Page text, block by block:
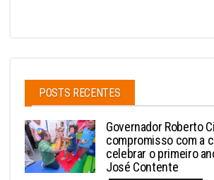
POSTS RECENTES
Governador Roberto
compromisso com a
celebrar o primeiro
José Contente